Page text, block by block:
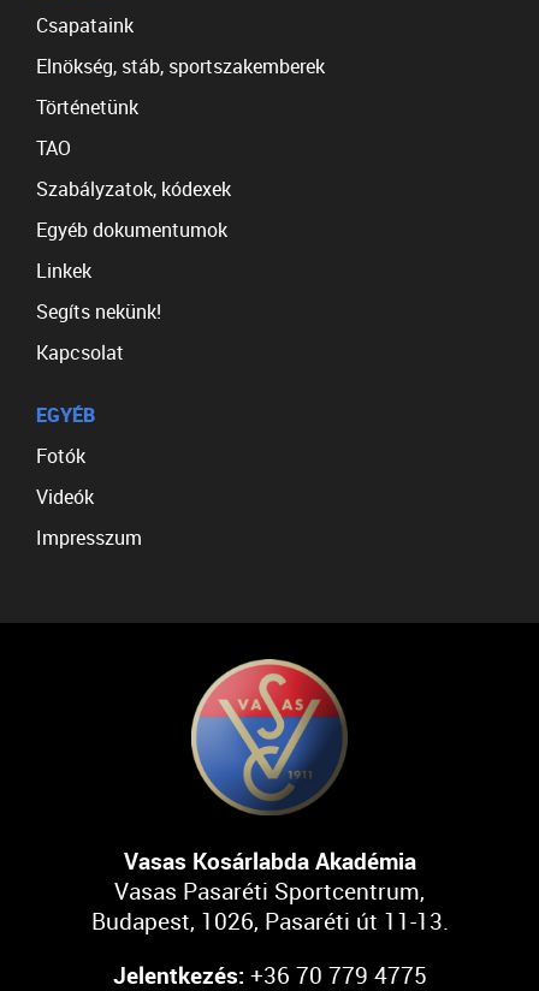
Csapataink
Elnökség, stáb, sportszakemberek
Történetünk
TAO
Szabályzatok, kódexek
Egyéb dokumentumok
Linkek
Segíts nekünk!
Kapcsolat
EGYÉB
Fotók
Videók
Impresszum
Vasas Kosárlabda Akadémia
Vasas Pasaréti Sportcentrum,
Budapest, 1026, Pasaréti út 11-13.
Jelentkezés: +36 70 779 4775